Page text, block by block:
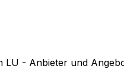
LU - Anbieter und